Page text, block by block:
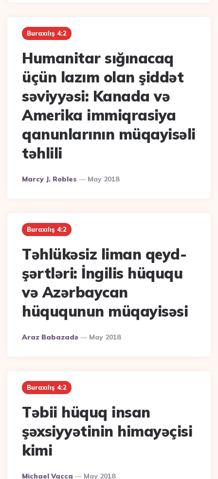
Buraxılış 4:2
Humanitar sığınacaq
üçün lazım olan şiddət
səviyyəsi: Kanada və
Amerika immiqrasiya
qanunlarının müqayisəli
təhlili
Posted
Marcy J. Robles May 2018
Buraxılış 4:2
Təhlükəsiz liman qeyd-
şərtləri: İngilis hüququ
və Azərbaycan
hüququnun müqayisəsi
Posted
Araz Babazadə May 2018
Buraxılış 4:2
Təbii hüquq insan
şəxsiyyətinin himayəçisi
kimi
Posted
Michael Vacca May 2018